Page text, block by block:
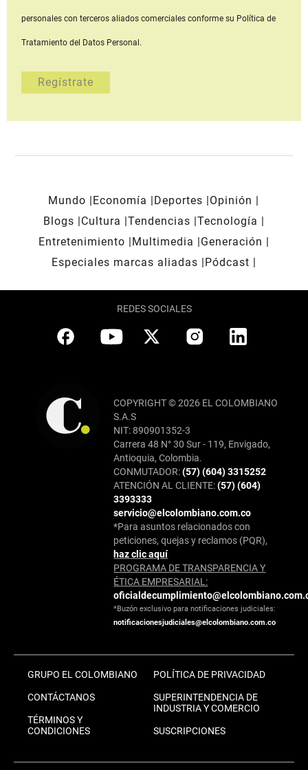
personales con terceros aliados comerciales conforme su Política de
Tratamiento del Datos Personal.
Mundo Economía Deportes
Opinión
Blogs
Cultura Tendencias Tecnología
Entretenimiento
Multimedia
Generación
Especiales marcas aliadas
Pódcast
REDES SOCIALES
COPYRIGHT © 2026 EL COLOMBIANO
S.A.S
NIT: 890901352-3
Carrera 48 N° 30 Sur - 119, Envigado,
Antioquia, Colombia.
CONMUTADOR:(57) (604) 3315252
ATENCIÓN AL CLIENTE:(57) (604)
3393333
servicio@elcolombiano.com.co
*Para asuntos relacionados con
peticiones, quejas y reclamos (PQR),
haz clic aquí
PROGRAMA DE TRANSPARENCIA Y
ÉTICA EMPRESARIAL:
*Buzón exclusivo para notificaciones judiciales:
notificacionesjudiciales@elcolombiano.com.co
GRUPO EL COLOMBIANO
CONTÁCTANOS
TÉRMINOS Y
CONDICIONES
POLÍTICA DE PRIVACIDAD
SUPERINTENDENCIA DE
INDUSTRIA Y COMERCIO
SUSCRIPCIONES